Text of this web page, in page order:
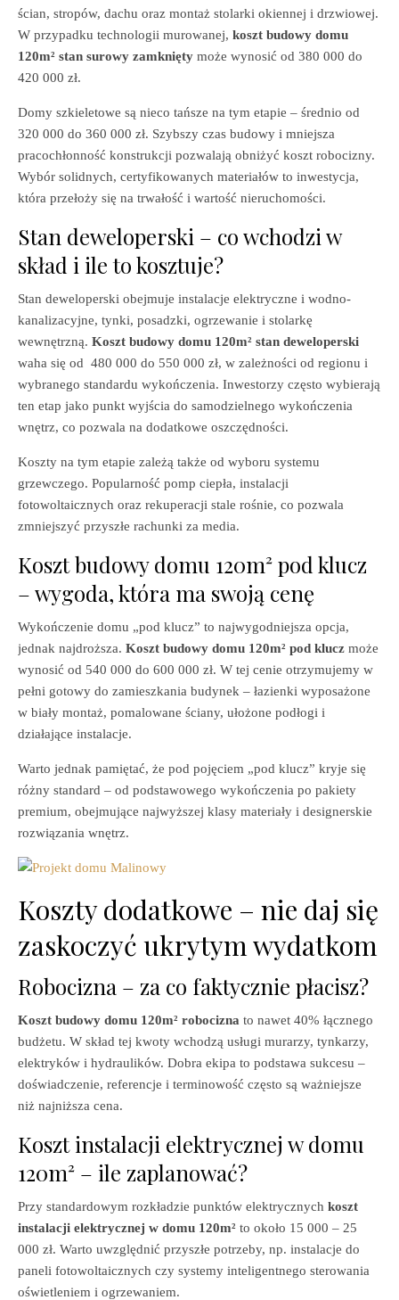
ścian, stropów, dachu oraz montaż stolarki okiennej i drzwiowej.
W przypadku technologii murowanej, koszt budowy domu
120m² stan surowy zamknięty może wynosić od 380 000 do
420 000 zł.
Domy szkieletowe są nieco tańsze na tym etapie – średnio od
320 000 do 360 000 zł. Szybszy czas budowy i mniejsza
pracochłonność konstrukcji pozwalają obniżyć koszt robocizny.
Wybór solidnych, certyfikowanych materiałów to inwestycja,
która przełoży się na trwałość i wartość nieruchomości.
Stan deweloperski – co wchodzi w
skład i ile to kosztuje?
Stan deweloperski obejmuje instalacje elektryczne i wodno-
kanalizacyjne, tynki, posadzki, ogrzewanie i stolarkę
wewnętrzną. Koszt budowy domu 120m² stan deweloperski
waha się od 480 000 do 550 000 zł, w zależności od regionu i
wybranego standardu wykończenia. Inwestorzy często wybierają
ten etap jako punkt wyjścia do samodzielnego wykończenia
wnętrz, co pozwala na dodatkowe oszczędności.
Koszty na tym etapie zależą także od wyboru systemu
grzewczego. Popularność pomp ciepła, instalacji
fotowoltaicznych oraz rekuperacji stale rośnie, co pozwala
zmniejszyć przyszłe rachunki za media.
Koszt budowy domu 120m² pod klucz
– wygoda, która ma swoją cenę
Wykończenie domu „pod klucz” to najwygodniejsza opcja,
jednak najdroższa. Koszt budowy domu 120m² pod klucz może
wynosić od 540 000 do 600 000 zł. W tej cenie otrzymujemy w
pełni gotowy do zamieszkania budynek – łazienki wyposażone
w biały montaż, pomalowane ściany, ułożone podłogi i
działające instalacje.
Warto jednak pamiętać, że pod pojęciem „pod klucz” kryje się
różny standard – od podstawowego wykończenia po pakiety
premium, obejmujące najwyższej klasy materiały i designerskie
rozwiązania wnętrz.
Koszty dodatkowe – nie daj się
zaskoczyć ukrytym wydatkom
Robocizna – za co faktycznie płacisz?
Koszt budowy domu 120m² robocizna to nawet 40% łącznego
budżetu. W skład tej kwoty wchodzą usługi murarzy, tynkarzy,
elektryków i hydraulików. Dobra ekipa to podstawa sukcesu –
doświadczenie, referencje i terminowość często są ważniejsze
niż najniższa cena.
Koszt instalacji elektrycznej w domu
120m² – ile zaplanować?
Przy standardowym rozkładzie punktów elektrycznych koszt
instalacji elektrycznej w domu 120m² to około 15 000 – 25
000 zł. Warto uwzględnić przyszłe potrzeby, np. instalacje do
paneli fotowoltaicznych czy systemy inteligentnego sterowania
oświetleniem i ogrzewaniem.